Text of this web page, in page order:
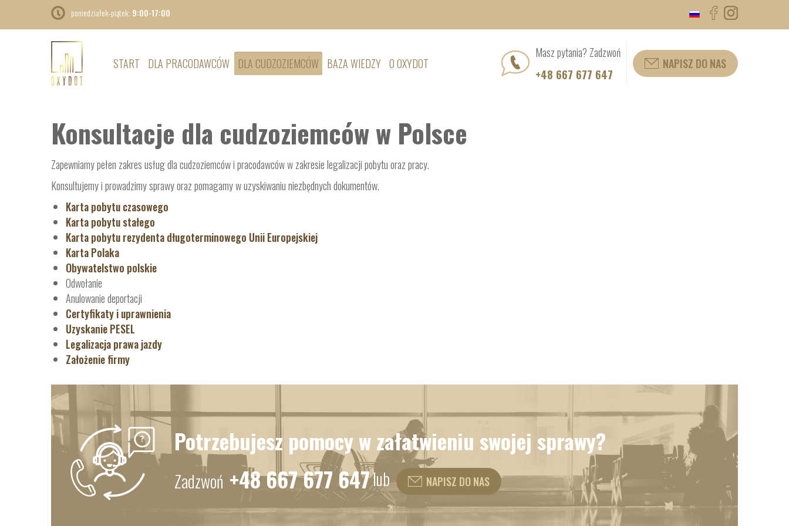
poniedziałek-piątek: 9:00-17:00
START DLA PRACODAWCÓW DLA CUDZOZIEMCÓW BAZA WIEDZY O OXYDOT
Masz pytania? Zadzwoń
+48 667 677 647
NAPISZ DO NAS
Konsultacje dla cudzoziemców w Polsce
Zapewniamy pełen zakres usług dla cudzoziemców i pracodawców w zakresie legalizacji pobytu oraz pracy.
Konsultujemy i prowadzimy sprawy oraz pomagamy w uzyskiwaniu niezbędnych dokumentów.
Karta pobytu czasowego
Karta pobytu stałego
Karta pobytu rezydenta długoterminowego Unii Europejskiej
Karta Polaka
Obywatelstwo polskie
Odwołanie
Anulowanie deportacji
Certyfikaty i uprawnienia
Uzyskanie PESEL
Legalizacja prawa jazdy
Założenie firmy
Potrzebujesz pomocy w załatwieniu swojej sprawy?
Zadzwoń +48 667 677 647lub NAPISZ DO NAS